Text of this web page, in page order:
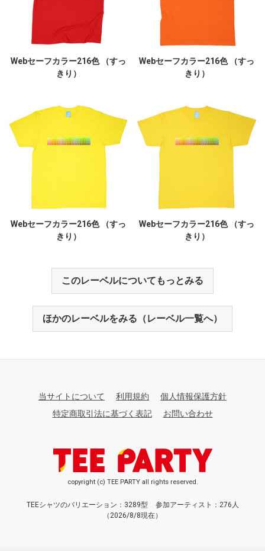
Webセーフカラー216色 （すっ
きり）
Webセーフカラー216色 （すっ
きり）
Webセーフカラー216色 （すっ
きり）
Webセーフカラー216色 （すっ
きり）
このレーベルについてもっとみる
ほかのレーベルをみる（レーベル一覧へ）
当サイトについて 利用規約
個人情報保護方針
特定商取引法に基づく表記
お問い合わせ
copyright (c) TEE PARTY all rights reserved.
TEEシャツのバリエーション：3289型
参加アーティスト：276人
（2026/8/8現在）